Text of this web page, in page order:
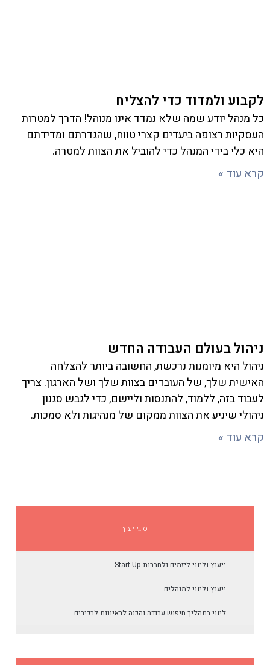
לקבוע ולמדוד כדי להצליח
כל מנהל יודע שמה שלא נמדד אינו מנוהל! הדרך למטרות
העסקיות רצופה ביעדים קצרי טווח, שהגדרתם ומדידתם
היא כלי בידי המנהל כדי להוביל את הצוות למטרה.
קרא עוד »
ניהול בעולם העבודה החדש
ניהול היא מיומנות נרכשת, החשובה ביותר להצלחה
האישית שלך, של העובדים בצוות שלך ושל הארגון. צריך
לעבוד בזה, ללמוד, להתנסות וליישם, כדי לגבש סגנון
ניהולי שיניע את הצוות ממקום של מנהיגות ולא סמכות.
קרא עוד »
סוגי יעוץ
ייעוץ וליווי ליזמים ולחברות Start Up
ייעוץ וליווי למנהלים
ליווי בתהליך חיפוש עבודה והכנה לראיונות לבכירים